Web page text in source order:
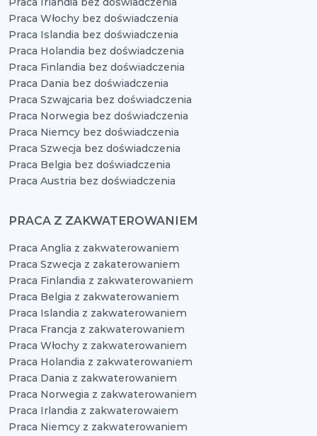
Praca Włochy bez doświadczenia
Praca Islandia bez doświadczenia
Praca Holandia bez doświadczenia
Praca Finlandia bez doświadczenia
Praca Dania bez doświadczenia
Praca Szwajcaria bez doświadczenia
Praca Norwegia bez doświadczenia
Praca Niemcy bez doświadczenia
Praca Szwecja bez doświadczenia
Praca Belgia bez doświadczenia
Praca Austria bez doświadczenia
PRACA Z ZAKWATEROWANIEM
Praca Anglia z zakwaterowaniem
Praca Szwecja z zakaterowaniem
Praca Finlandia z zakwaterowaniem
Praca Belgia z zakwaterowaniem
Praca Islandia z zakwaterowaniem
Praca Francja z zakwaterowaniem
Praca Włochy z zakwaterowaniem
Praca Holandia z zakwaterowaniem
Praca Dania z zakwaterowaniem
Praca Norwegia z zakwaterowaniem
Praca Irlandia z zakwaterowaiem
Praca Niemcy z zakwaterowaniem